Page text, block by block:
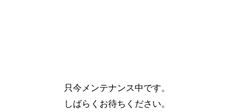
只今メンテナンス中です。
しばらくお待ちください。